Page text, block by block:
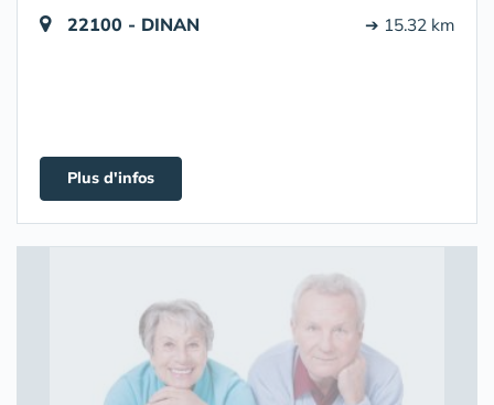
22100 - DINAN ➔ 15.32 km
Plus d'infos